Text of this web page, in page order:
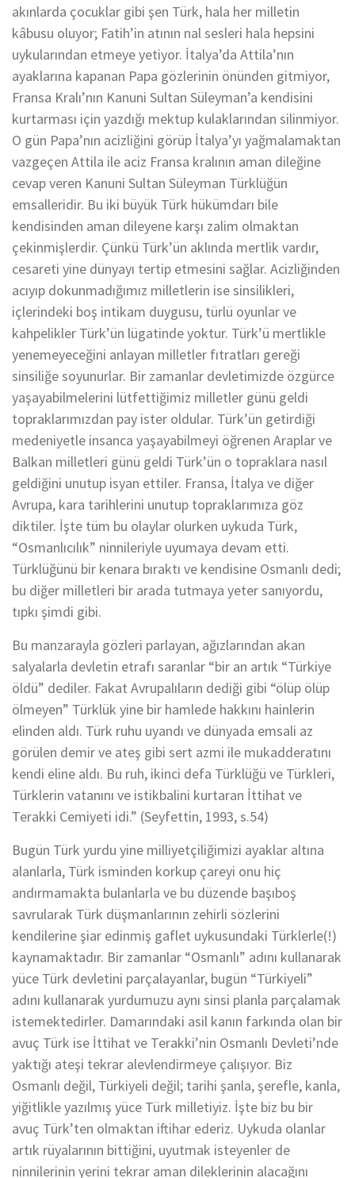
akınlarda çocuklar gibi şen Türk, hala her milletin
kâbusu oluyor; Fatih’in atının nal sesleri hala hepsini
uykularından etmeye yetiyor. İtalya’da Attila’nın
ayaklarına kapanan Papa gözlerinin önünden gitmiyor,
Fransa Kralı’nın Kanuni Sultan Süleyman’a kendisini
kurtarması için yazdığı mektup kulaklarından silinmiyor.
O gün Papa’nın acizliğini görüp İtalya’yı yağmalamaktan
vazgeçen Attila ile aciz Fransa kralının aman dileğine
cevap veren Kanuni Sultan Süleyman Türklüğün
emsalleridir. Bu iki büyük Türk hükümdarı bile
kendisinden aman dileyene karşı zalim olmaktan
çekinmişlerdir. Çünkü Türk’ün aklında mertlik vardır,
cesareti yine dünyayı tertip etmesini sağlar. Acizliğinden
acıyıp dokunmadığımız milletlerin ise sinsilikleri,
içlerindeki boş intikam duygusu, türlü oyunlar ve
kahpelikler Türk’ün lügatinde yoktur. Türk’ü mertlikle
yenemeyeceğini anlayan milletler fıtratları gereği
sinsiliğe soyunurlar. Bir zamanlar devletimizde özgürce
yaşayabilmelerini lütfettiğimiz milletler günü geldi
topraklarımızdan pay ister oldular. Türk’ün getirdiği
medeniyetle insanca yaşayabilmeyi öğrenen Araplar ve
Balkan milletleri günü geldi Türk’ün o topraklara nasıl
geldiğini unutup isyan ettiler. Fransa, İtalya ve diğer
Avrupa, kara tarihlerini unutup topraklarımıza göz
diktiler. İşte tüm bu olaylar olurken uykuda Türk,
“Osmanlıcılık” ninnileriyle uyumaya devam etti.
Türklüğünü bir kenara bıraktı ve kendisine Osmanlı dedi;
bu diğer milletleri bir arada tutmaya yeter sanıyordu,
tıpkı şimdi gibi.
Bu manzarayla gözleri parlayan, ağızlarından akan
salyalarla devletin etrafı saranlar “bir an artık “Türkiye
öldü” dediler. Fakat Avrupalıların dediği gibi “ölüp ölüp
ölmeyen” Türklük yine bir hamlede hakkını hainlerin
elinden aldı. Türk ruhu uyandı ve dünyada emsali az
görülen demir ve ateş gibi sert azmi ile mukadderatını
kendi eline aldı. Bu ruh, ikinci defa Türklüğü ve Türkleri,
Türklerin vatanını ve istikbalini kurtaran İttihat ve
Terakki Cemiyeti idi.” (Seyfettin, 1993, s.54)
Bugün Türk yurdu yine milliyetçiliğimizi ayaklar altına
alanlarla, Türk isminden korkup çareyi onu hiç
andırmamakta bulanlarla ve bu düzende başıboş
savrularak Türk düşmanlarının zehirli sözlerini
kendilerine şiar edinmiş gaflet uykusundaki Türklerle(!)
kaynamaktadır. Bir zamanlar “Osmanlı” adını kullanarak
yüce Türk devletini parçalayanlar, bugün “Türkiyeli”
adını kullanarak yurdumuzu aynı sinsi planla parçalamak
istemektedirler. Damarındaki asil kanın farkında olan bir
avuç Türk ise İttihat ve Terakki’nin Osmanlı Devleti’nde
yaktığı ateşi tekrar alevlendirmeye çalışıyor. Biz
Osmanlı değil, Türkiyeli değil; tarihi şanla, şerefle, kanla,
yiğitlikle yazılmış yüce Türk milletiyiz. İşte biz bu bir
avuç Türk’ten olmaktan iftihar ederiz. Uykuda olanlar
artık rüyalarının bittiğini, uyutmak isteyenler de
ninnilerinin yerini tekrar aman dileklerinin alacağını